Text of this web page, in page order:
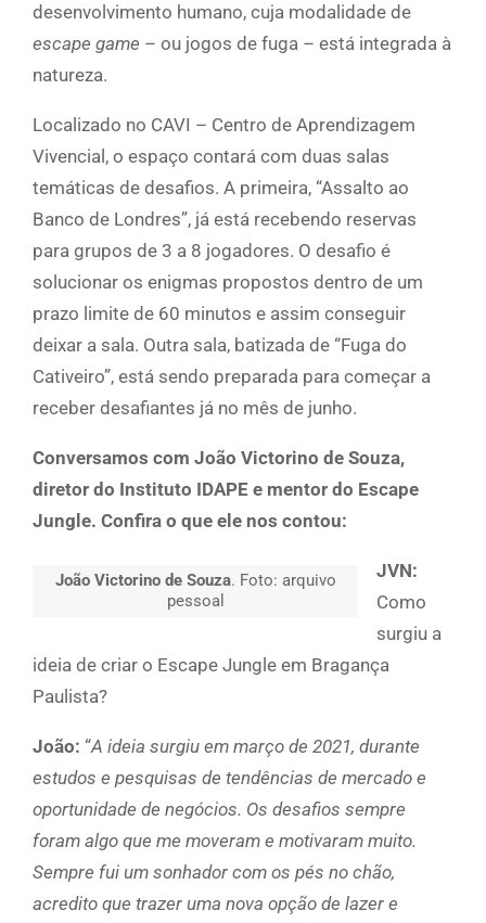
desenvolvimento humano, cuja modalidade de
escape game – ou jogos de fuga – está integrada à
natureza.
Localizado no CAVI – Centro de Aprendizagem
Vivencial, o espaço contará com duas salas
temáticas de desafios. A primeira, “Assalto ao
Banco de Londres”, já está recebendo reservas
para grupos de 3 a 8 jogadores. O desafio é
solucionar os enigmas propostos dentro de um
prazo limite de 60 minutos e assim conseguir
deixar a sala. Outra sala, batizada de “Fuga do
Cativeiro”, está sendo preparada para começar a
receber desafiantes já no mês de junho.
Conversamos com João Victorino de Souza,
diretor do Instituto IDAPE e mentor do Escape
Jungle. Confira o que ele nos contou:
João Victorino de Souza. Foto: arquivo
pessoal
JVN:
Como
surgiu a
ideia de criar o Escape Jungle em Bragança
Paulista?
João: “A ideia surgiu em março de 2021, durante
estudos e pesquisas de tendências de mercado e
oportunidade de negócios. Os desafios sempre
foram algo que me moveram e motivaram muito.
Sempre fui um sonhador com os pés no chão,
acredito que trazer uma nova opção de lazer e